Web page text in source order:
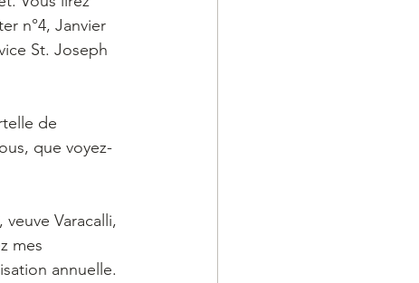
n°4, Janvier
St. Joseph
de
que voyez-
Varacalli,
mes
annuelle.